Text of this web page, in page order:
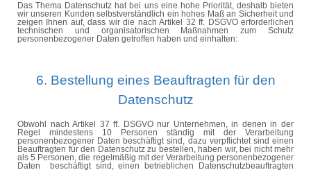
Das Thema Datenschutz hat bei uns eine hohe Priorität, deshalb bieten
wir unseren Kunden selbstverständlich ein hohes Maß an Sicherheit und
zeigen Ihnen auf, dass wir die nach Artikel 32 ff. DSGVO erforderlichen
technischen und organisatorischen Maßnahmen zum Schutz
personenbezogener Daten getroffen haben und einhalten:
6. Bestellung eines Beauftragten für den
Datenschutz
Obwohl nach Artikel 37 ff. DSGVO nur Unternehmen, in denen in der
Regel mindestens 10 Personen ständig mit der Verarbeitung
personenbezogener Daten beschäftigt sind, dazu verpflichtet sind einen
Beauftragten für den Datenschutz zu bestellen, haben wir, bei nicht mehr
als 5 Personen, die regelmäßig mit der Verarbeitung personenbezogener
Daten
beschäftigtsind, einen betrieblichen Datenschutzbeauftragten